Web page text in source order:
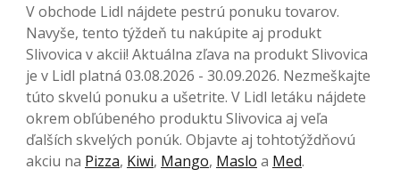
V obchode Lidl nájdete pestrú ponuku tovarov.
Navyše, tento týždeň tu nakúpite aj produkt
Slivovica v akcii! Aktuálna zľava na produkt Slivovica
je v Lidl platná 03.08.2026 - 30.09.2026. Nezmeškajte
túto skvelú ponuku a ušetrite. V Lidl letáku nájdete
okrem obľúbeného produktu Slivovica aj veľa
ďalších skvelých ponúk. Objavte aj tohtotýždňovú
akciu na Pizza, Kiwi, Mango, Maslo a Med.